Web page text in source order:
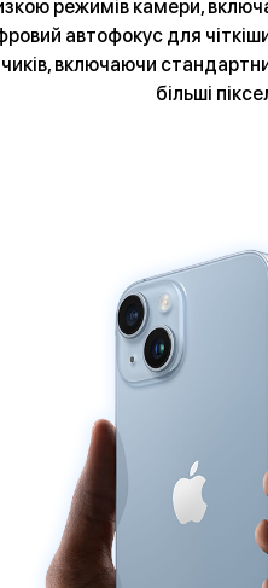
режимів камери,
автофокус для
включаючи
більші